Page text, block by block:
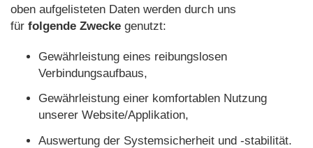
oben aufgelisteten Daten werden durch uns
für folgende Zwecke genutzt:
Gewährleistung eines reibungslosen
Verbindungsaufbaus,
Gewährleistung einer komfortablen Nutzung
unserer Website/Applikation,
Auswertung der Systemsicherheit und -stabilität.